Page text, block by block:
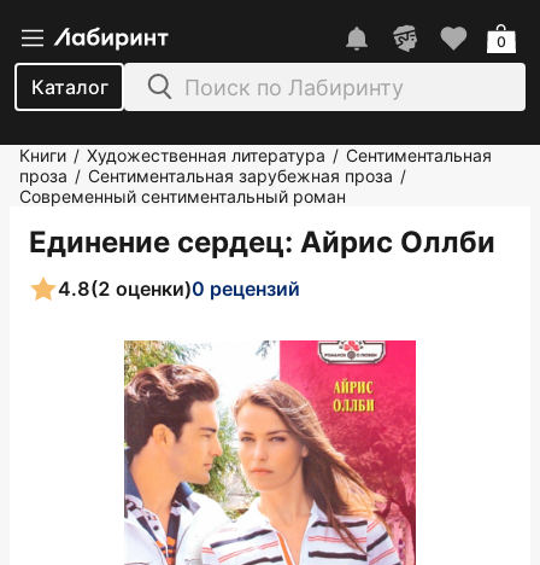
Каталог
0
Книги / Художественная литература / Сентиментальная
проза / Сентиментальная зарубежная проза /
Современный сентиментальный роман
Единение сердец: Айрис Оллби
4.8(2 оценки)0 рецензий